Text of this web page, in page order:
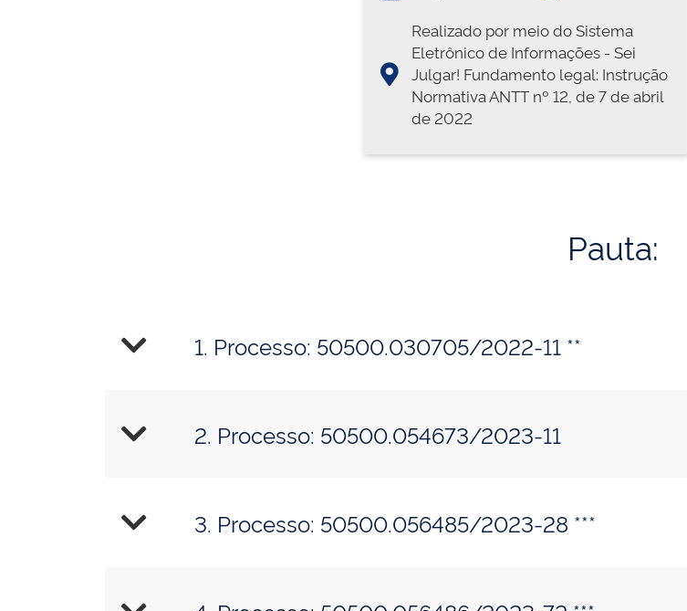
Realizado por meio do Sistema
Eletrônico de Informações - Sei
Julgar! Fundamento legal: Instrução
Normativa ANTT nº 12, de 7 de abril
de 2022
Pauta:
1. Processo: 50500.030705/2022-11 **
2. Processo: 50500.054673/2023-11
3. Processo: 50500.056485/2023-28 ***